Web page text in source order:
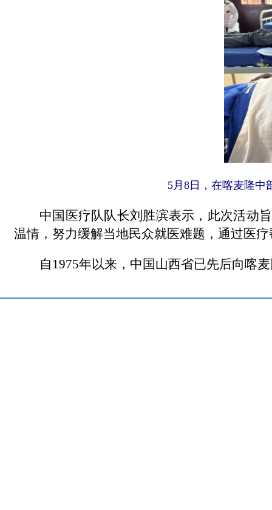
5月8日，在喀麦隆中部
中国医疗队队长刘胜滨表示，此次活动
温情，努力缓解当地民众就医难题，通过医
自1975年以来，中国山西省已先后向喀